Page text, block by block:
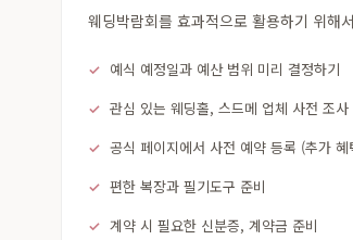
웨딩박람회를 효과적으로 활용하기 위해
예식 예정일과 예산 범위 미리 결정하기
관심 있는 웨딩홀, 스드메 업체 사전 조사
공식 페이지에서 사전 예약 등록 (추가 혜
편한 복장과 필기도구 준비
계약 시 필요한 신분증, 계약금 준비